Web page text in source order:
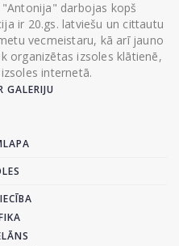
darbojas kopš
ir 20.gs. latviešu un cittautu
vecmeistaru, kā arī jauno
organizētas izsoles klātienē,
internetā.
GALERIJU